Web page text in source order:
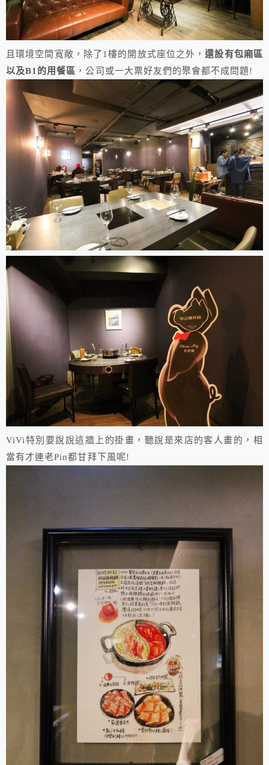
且環境空間寬敞，除了1樓的開放式座位之外，還設有包廂區
以及B1的用餐區 ，公司或一大票好友們的聚會都不成問題!
ViVi特別要說說這牆上的掛畫，聽說是來店的客人畫的，相
當有才連老Pin都甘拜下風呢!